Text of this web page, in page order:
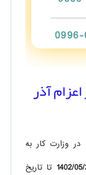
آذر
وزارت کار به
1402/تا تاریخ